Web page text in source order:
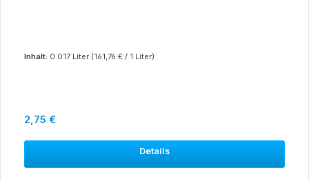
Inhalt: 0.017 Liter (161,76 € / 1 Liter)
Regulärer Preis:
2,75 €
Details